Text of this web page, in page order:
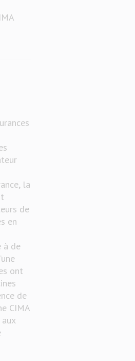
la
de
en
à de
ont
de
CIMA